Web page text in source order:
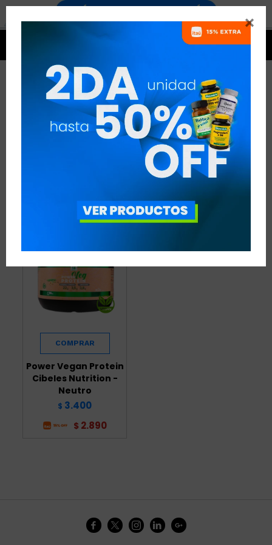

PROTEÍNAS DE ORIGEN
VEGETAL PARA GANAR
MÚSCULO
PROTEÍNAS DE ORIGEN VEGETAL
RECOMENDADOS
Power Vegan Protein
Cibeles Nutrition -
Neutro
$ 3.400
$ 2.890
    